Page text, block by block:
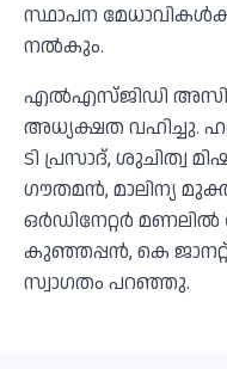
സ്ഥാപന
നൽകും.
എൽഎസ്ജിഡി
അധ്യക്ഷത വഹിച്ചു.
ടി പ്രസാദ്, ശുചിത്വ
ഗൗതമൻ, മാലിന്യ
ഒർഡിനേറ്റർ
കുഞ്ഞപ്പൻ, കെ ജാനറ്റ്
സ്വാഗതം പറഞ്ഞു.